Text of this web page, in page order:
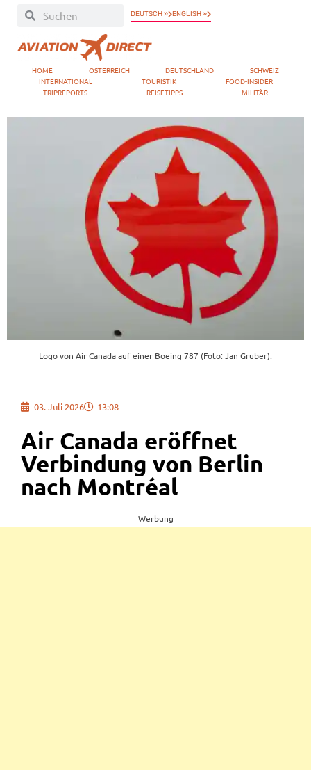
DEUTSCH » ENGLISH »
HOME ÖSTERREICH DEUTSCHLAND
SCHWEIZ
INTERNATIONAL
TOURISTIK
FOOD-INSIDER
TRIPREPORTS
REISETIPPS MILITÄR
Logo von Air Canada auf einer Boeing 787 (Foto: Jan Gruber).
03. Juli 2026 13:08
Air Canada eröffnet
Verbindung von Berlin
nach Montréal
Werbung